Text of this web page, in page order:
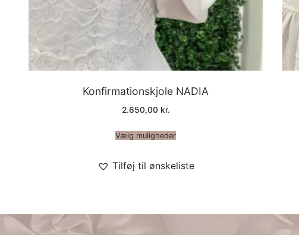
Konfirmationskjole NADIA
2.650,00 kr.
Vælg muligheder
Tilføj til ønskeliste